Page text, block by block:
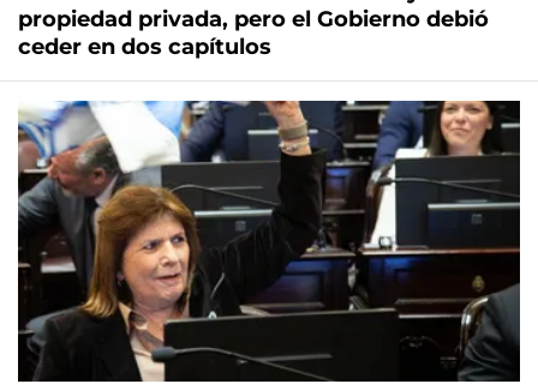
propiedad privada, pero el Gobierno debió
ceder en dos capítulos